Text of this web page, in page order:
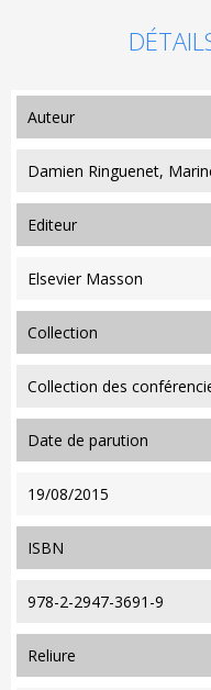
auteur
Damien Ringuenet,
editeur
Elsevier Masson
collection
Collection des
date de parution
19/08/2015
ISBN
978-2-2947-3691-9
reliure